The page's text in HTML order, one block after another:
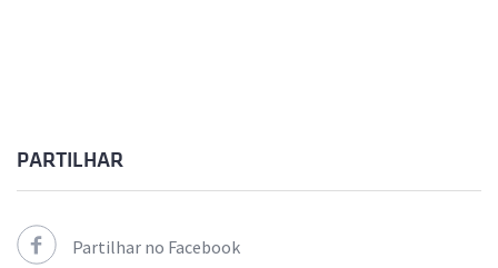
PARTILHAR
Partilhar no Facebook